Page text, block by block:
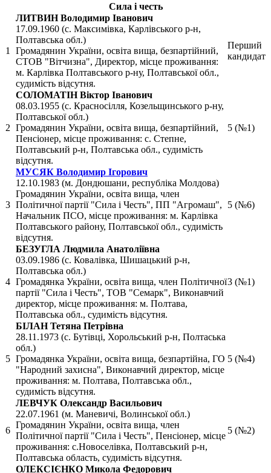
Сила і честь
1
ЛИТВИН Володимир Іванович
17.09.1960 (с. Максимівка, Карлівського р-н,
Полтавська обл.)
Громадянин України, освіта вища, безпартійний,
СТОВ "Вітчизна", Директор, місце проживання:
м. Карлівка Полтавського р-ну, Полтавської обл.,
судимість відсутня.
Перший
кандидат
2
СОЛОМАТІН Віктор Іванович
08.03.1955 (с. Красносілля, Козельщинського р-ну,
Полтавської обл.)
Громадянин України, освіта вища, безпартійний,
Пенсіонер, місце проживання: с. Степне,
Полтавський р-н, Полтавська обл., судимість
відсутня.
5 (№1)
3
МУСЯК Володимир Ігорович
12.10.1983 (м. Дондюшани, республіка Молдова)
Громадянин України, освіта вища, член
Політичної партії "Сила і Честь", ПП "Агромаш",
Начальник ПСО, місце проживання: м. Карлівка
Полтавського району, Полтавської обл., судимість
відсутня.
5 (№6)
4
БЕЗУГЛА Людмила Анатоліївна
03.09.1986 (с. Ковалівка, Шишацький р-н,
Полтавська обл.)
Громадянка України, освіта вища, член Політичної
партії "Сила і Честь", ТОВ "Семарк", Виконавчий
директор, місце проживання: м. Полтава,
Полтавська обл., судимість відсутня.
3 (№1)
5
БІЛАН Тетяна Петрівна
28.11.1973 (с. Бутівці, Хорольський р-н, Полтаська
обл.)
Громадянка України, освіта вища, безпартійна, ГО
"Народний захисна", Виконавчий директор, місце
проживання: м. Полтава, Полтавська обл.,
судимість відсутня.
5 (№4)
6
ЛЕВЧУК Олександр Васильович
22.07.1961 (м. Маневичі, Волинської обл.)
Громадянин України, освіта вища, член
Політичної партії "Сила і Честь", Пенсіонер, місце
проживання: с.Новоселівка, Полтавський р-н,
Полтавська область, судимість відсутня.
5 (№2)
ОЛЕКСІЄНКО Микола Федорович